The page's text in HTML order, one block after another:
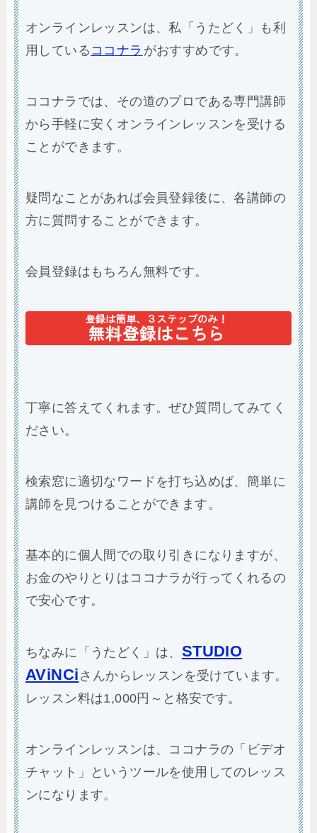
オンラインレッスンは、私「うたどく」も利
用している ココナラ がおすすめです。
ココナラでは、その道のプロである専門講師
から手軽に安くオンラインレッスンを受ける
ことができます。
疑問なことがあれば会員登録後に、各講師の
方に質問することができます。
会員登録はもちろん無料です。
丁寧に答えてくれます。ぜひ質問してみてく
ださい。
検索窓に適切なワードを打ち込めば、簡単に
講師を見つけることができます。
基本的に個人間での取り引きになりますが、
お金のやりとりはココナラが行ってくれるの
で安心です。
ちなみに「うたどく」は、 STUDIO
AViNCi さんからレッスンを受けています。
レッスン料は1,000円～と格安です。
オンラインレッスンは、ココナラの「ビデオ
チャット」というツールを使用してのレッス
ンになります。